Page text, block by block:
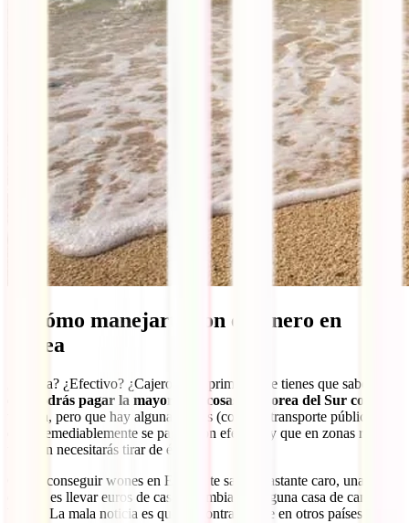
7. Cómo manejarte con el dinero en
Corea
¿Tarjeta? ¿Efectivo? ¿Cajeros? Lo primero que tienes que saber es
podrás pagar la mayoría de cosas en Corea del Sur con
tarjeta, pero que hay algunas cosas (como el transporte público)
que irremediablemente se pagan con efectivo y que en zonas rurales
también necesitarás tirar de él.
Como conseguir wones en España te saldrá bastante caro, una
opción es llevar euros de casa y cambiar en alguna casa de cambio o
banco. La mala noticia es que, al contrario que en otros países, no